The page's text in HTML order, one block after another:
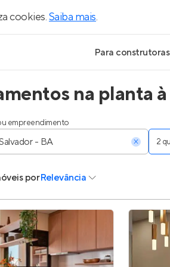
cookies.Saiba mais.
Para construtoras
Geração de
Geração de
Parcerias
Anunciar
na planta
empreendimento
2
porRelevância